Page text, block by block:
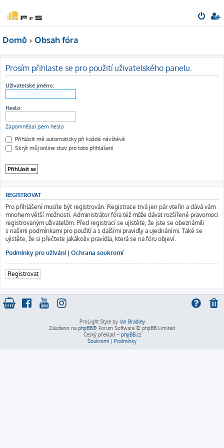
Domů Obsah fóra
Prosím přihlaste se pro použití uživatelského panelu.
Uživatelské jméno:
Heslo:
Zapomněl(a) jsem heslo
Přihlásit mě automaticky při každé návštěvě
Skrýt můj online stav pro toto přihlášení
REGISTROVAT
Pro přihlášení musíte být registrován. Registrace trvá jen pár vteřin a dává vám
mnohem větší možnosti. Administrátor fóra též může dávat rozšířené pravomoci
registrovaným uživatelům. Před registrací se ujistěte, že jste se obeznámili
s našimi podmínkami pro použití a s dalšími pravidly a ujednáními. Také se
ujistěte, že si přečtete jakákoliv pravidla, která se na fóru objeví.
Podmínky pro užívání| Ochrana soukromí
Registrovat
ProLight Style by Ian Bradley
Založeno na phpBB® Forum Software © phpBB Limited
Český překlad – phpBB.cz
Soukromí| Podmínky